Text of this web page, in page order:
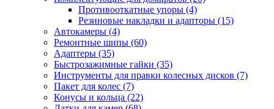
Противооткатные упоры (4)
Резиновые накладки и адапторы (15)
Автокамеры (4)
Ремонтные шипы (60)
Адаптеры (35)
Быстрозажимные гайки (35)
Инструменты для правки колесных дисков (7)
Пакет для колес (7)
Конусы и кольца (22)